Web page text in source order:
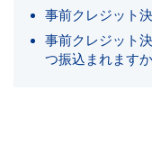
事前クレジット
事前クレジット
つ振込まれますか